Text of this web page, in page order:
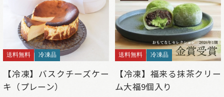
送料無料 冷凍品
【冷凍】バスクチーズケー
キ（プレーン）
送料無料 冷凍品
【冷凍】福来る抹茶クリー
ム大福9個入り